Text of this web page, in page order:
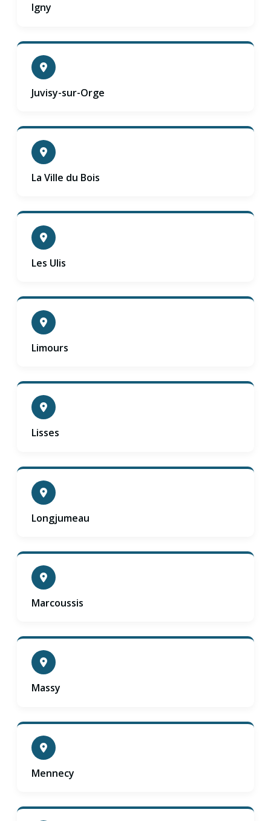
Igny
Juvisy-sur-Orge
La Ville du Bois
Les Ulis
Limours
Lisses
Longjumeau
Marcoussis
Massy
Mennecy